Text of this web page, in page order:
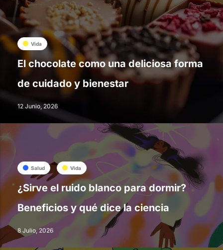
Vida
El chocolate como una deliciosa forma
de cuidado y bienestar
12 Junio, 2026
Salud Vida
¿Sirve el ruido blanco para dormir?
Beneficios y qué dice la ciencia
8 Julio, 2026